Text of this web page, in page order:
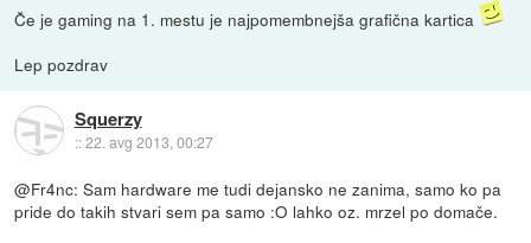
Če je gaming na 1. mestu je najpomembnejša grafična kartica
Lep pozdrav
Squerzy
::22. avg 2013, 00:27
@Fr4nc: Sam hardware me tudi dejansko ne zanima, samo ko pa
pride do takih stvari sem pa samo :O lahko oz. mrzel po domače.